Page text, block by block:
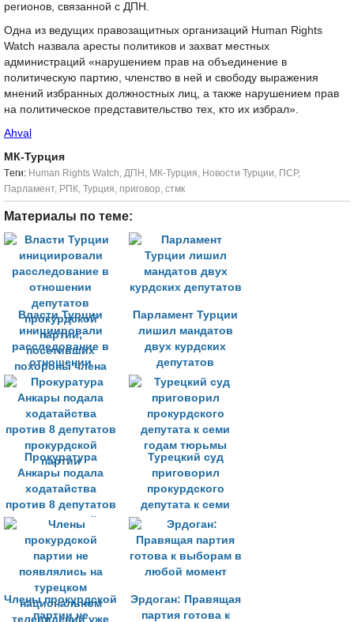
регионов, связанной с ДПН.
Одна из ведущих правозащитных организаций Human Rights
Watch назвала аресты политиков и захват местных
администраций «нарушением прав на объединение в
политическую партию, членство в ней и свободу выражения
мнений избранных должностных лиц, а также нарушением прав
на политическое представительство тех, кто их избрал».
Ahval
МК-Турция
Tеги: Human Rights Watch, ДПН , МК-Турция, Новости Турции, ПСР,
Парламент, РПК, Турция, приговор, стмк
Материалы по теме:
Власти Турции
инициировали
расследование в
отношении
депутатов
прокурдской
партии,
посетивших
похороны члена
РПК
Парламент Турции
лишил мандатов
двух курдских
депутатов
Прокуратура
Анкары подала
ходатайства
против 8 депутатов
прокурдской
партии
Турецкий суд
приговорил
прокурдского
депутата к семи
годам тюрьмы
Члены прокурдской
партии не
Эрдоган: Правящая
партия готова к